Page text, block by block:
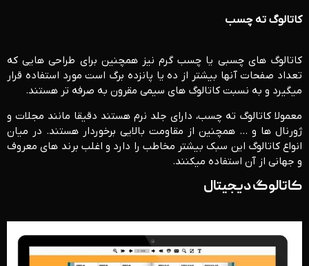
کاتالوگ ته چسب
کاتالوگ های چسبی یا چسب گرم نیز همچنین برای طراحی هایی که
تعداد صفحات آنها بیشتر از ده یا پانزده برگ است مورد استفاده قرار
میگیرد و به نسبت کاتالوگ های سیمی مقرون به صرفه تر هستند.
معمولا کاتالوگ ته چسب، دارای جلد نرم هستند دقیقا مانند مجلات و
ژورنال ها و … همچنین از مقاومت بالایی برخوردار هستند. در میان
انواع کاتالوگ این سبک بیشتر مخاطب را دارد و اغلب برند های معروف
و جهانی از آن استفاده میکنند.
کاتالوگ دیجیتال